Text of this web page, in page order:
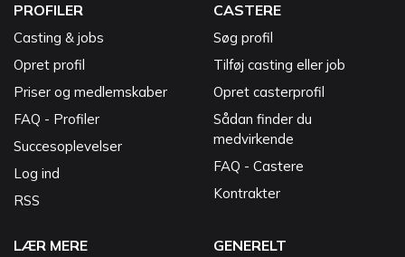
PROFILER
Casting & jobs
Opret profil
Priser og medlemskaber
FAQ - Profiler
Succesoplevelser
Log ind
RSS
CASTERE
Søg profil
Tilføj casting eller job
Opret casterprofil
Sådan finder du
medvirkende
FAQ - Castere
Kontrakter
LÆR MERE GENERELT